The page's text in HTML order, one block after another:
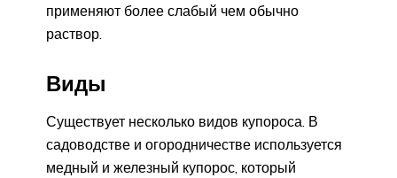
применяют более слабый чем обычно
раствор.
Виды
Существует несколько видов купороса. В
садоводстве и огородничестве используется
медный и железный купорос, который